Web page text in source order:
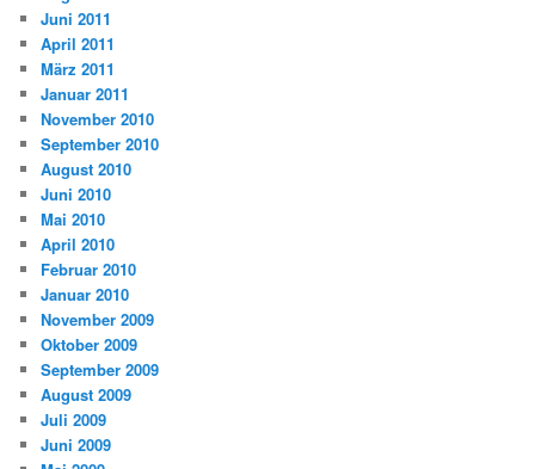
Juni 2011
April 2011
März 2011
Januar 2011
November 2010
September 2010
August 2010
Juni 2010
Mai 2010
April 2010
Februar 2010
Januar 2010
November 2009
Oktober 2009
September 2009
August 2009
Juli 2009
Juni 2009